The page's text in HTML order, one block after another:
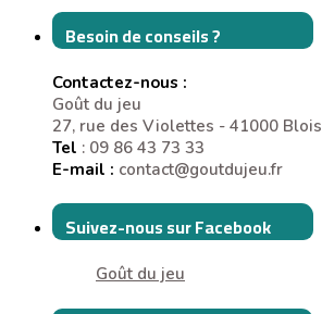
Besoin de conseils ?
Contactez-nous :
Goût du jeu
27, rue des Violettes - 41000 Blois
Tel : 09 86 43 73 33
E-mail : contact@goutdujeu.fr
Suivez-nous sur Facebook
Goût du jeu